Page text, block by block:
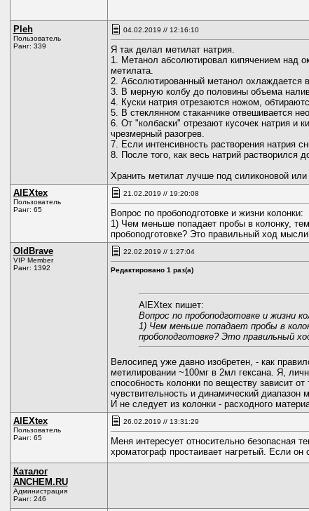
Pleh
Пользователь
Ранг: 339
04.02.2019 // 12:16:10
Я так делал метилат натрия.
1. Метанол абсолютировал кипячением над
метилата.
2. Абсолютированный метанол охлаждается
3. В мерную колбу до половины объема
4. Куски натрия отрезаются ножом,
5. В стеклянном стаканчике отвешивается
6. От "колбаски" отрезают кусочек натрия и
чрезмерный разогрев.
7. Если интенсивность растворения натрия
8. После того, как весь натрий растворился
Хранить метилат лучше под силиконовой или
AlEXtex
Пользователь
Ранг: 65
21.02.2019 // 19:20:08
Вопрос по пробоподготовке и жизни колонки:
1) Чем меньше попадает пробы в колонку,
пробоподготовке? Это правильный ход
OldBrave
VIP Member
Ранг: 1392
22.02.2019 // 1:27:04
Редактировано 1 раз(а)
AlEXtex пишет:
Вопрос по пробоподготовке и жизни
1) Чем меньше попадает пробы в
пробоподготовке? Это правильный
Велосипед уже давно изобретен, - как
метилировании ~100мг в 2мл гексана. Я,
способность колонки по веществу зависит
чувствительность и динамический диапазон
И не следует из колонки - расходного
AlEXtex
Пользователь
Ранг: 65
26.02.2019 // 13:31:29
Меня интересует относительно безопасная
хроматограф простаивает нагретый. Если он
Каталог
ANCHEM.RU
Администрация
Ранг: 246